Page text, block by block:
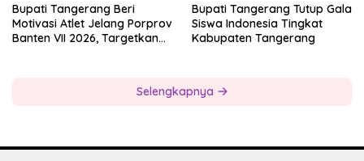
Bupati Tangerang Beri
Motivasi Atlet Jelang Porprov
Banten VII 2026, Targetkan
Bupati Tangerang Tutup Gala
Siswa Indonesia Tingkat
Kabupaten Tangerang
Selengkapnya